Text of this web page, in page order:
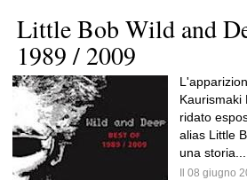
Little Bob Wild and
1989 / 2009
Kaurismaki
ridato
alias Little
una storia...
Il 08 giugno